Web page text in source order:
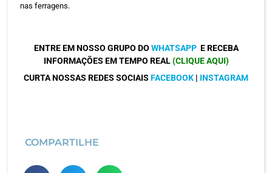
nas ferragens.
ENTRE EM NOSSO GRUPO DO WHATSAPP E RECEBA
INFORMAÇÕES EM TEMPO REAL(CLIQUE AQUI)
CURTA NOSSAS REDES SOCIAIS FACEBOOK | INSTAGRAM
COMPARTILHE